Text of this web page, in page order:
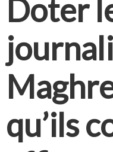
Doter
qu’ils